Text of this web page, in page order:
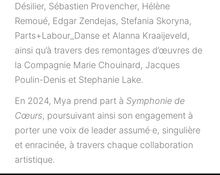
Désilier, Sébastien Provencher, Hélène
Remoué, Edgar Zendejas, Stefania Skoryna,
Parts+Labour_Danse et Alanna Kraaijeveld,
ainsi qu’à travers des remontages d’œuvres de
la Compagnie Marie Chouinard, Jacques
Poulin-Denis et Stephanie Lake.
En 2024, Mya prend part à Symphonie de
Cœurs, poursuivant ainsi son engagement à
porter une voix de leader assumé·e, singulière
et enracinée, à travers chaque collaboration
artistique.